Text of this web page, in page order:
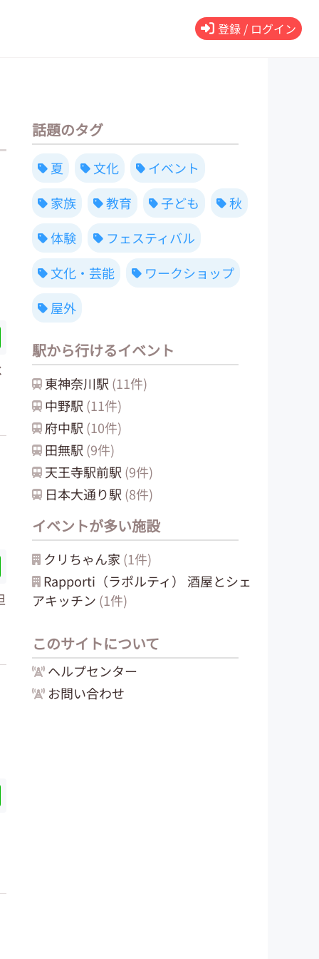
登録 / ログイン
話題のタグ
夏 文化
イベント
家族
教育 子ども
秋
体験
フェスティバル
文化・芸能
ワークショップ
屋外
駅から行けるイベント
東神奈川駅 (11件)
中野駅 (11件)
府中駅 (10件)
田無駅 (9件)
天王寺駅前駅 (9件)
日本大通り駅 (8件)
イベントが多い施設
クリちゃん家 (1件)
Rapporti（ラポルティ） 酒屋とシェ
アキッチン (1件)
このサイトについて
ヘルプセンター
お問い合わせ